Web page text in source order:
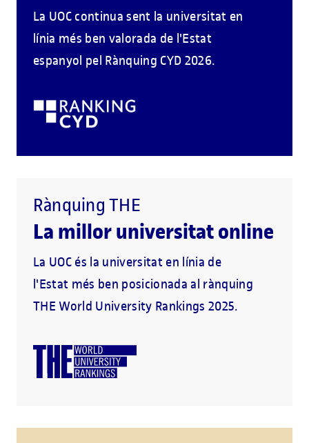
La UOC continua sent la universitat en
línia més ben valorada de l'Estat
espanyol pel Rànquing CYD 2026.
Rànquing THE
La millor universitat online
La UOC és la universitat en línia de
l'Estat més ben posicionada al rànquing
THE World University Rankings 2025.